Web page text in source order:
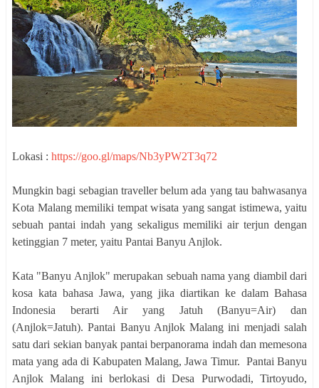
Lokasi : https://goo.gl/maps/Nb3yPW2T3q72
Mungkin bagi sebagian traveller belum ada yang tau bahwasanya
Kota Malang memiliki tempat wisata yang sangat istimewa, yaitu
sebuah pantai indah yang sekaligus memiliki air terjun dengan
ketinggian 7 meter, yaitu Pantai Banyu Anjlok.
Kata "Banyu Anjlok" merupakan sebuah nama yang diambil dari
kosa kata bahasa Jawa, yang jika diartikan ke dalam Bahasa
Indonesia berarti Air yang Jatuh (Banyu=Air) dan
(Anjlok=Jatuh). Pantai Banyu Anjlok Malang ini menjadi salah
satu dari sekian banyak pantai berpanorama indah dan memesona
mata yang ada di Kabupaten Malang, Jawa Timur. Pantai Banyu
Anjlok Malang ini berlokasi di Desa Purwodadi, Tirtoyudo,